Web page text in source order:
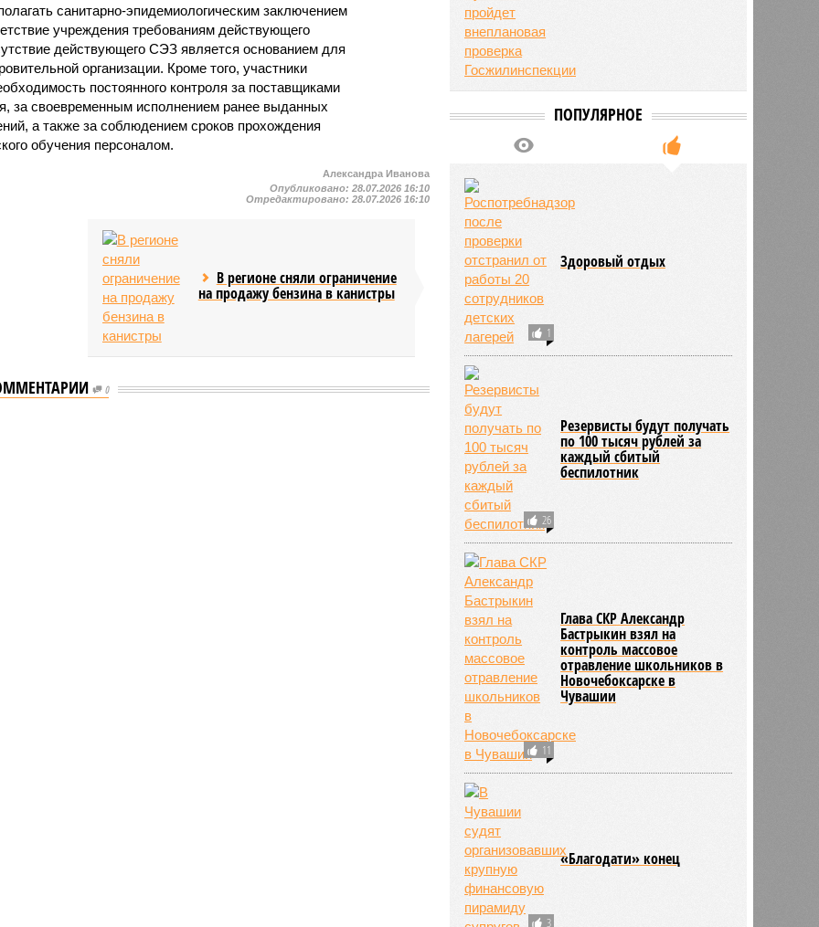
санитарно-эпидемиологическим заключением
учреждения требованиям действующего
действующего СЭЗ является основанием для
организации. Кроме того, участники
постоянного контроля за поставщиками
за своевременным исполнением ранее выданных
а также за соблюдением сроков прохождения
обучения персоналом.
Александра Иванова
Опубликовано:28.07.2026 16:10
Отредактировано:28.07.2026 16:10
В регионе сняли ограничение
на продажу бензина в канистры
0
ПОПУЛЯРНОЕ
1
Здоровый отдых
26
Резервисты будут получать
по 100 тысяч рублей за
каждый сбитый
беспилотник
11
Глава СКР Александр
Бастрыкин взял на
контроль массовое
отравление школьников в
Новочебоксарске в
Чувашии
3
«Благодати» конец